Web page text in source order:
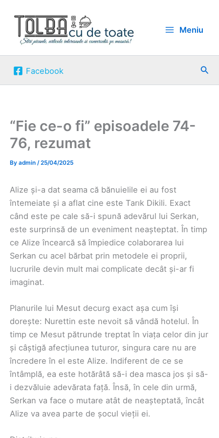
content
Meniu
Facebook
“Fie ce-o fi” episoadele 74-
76, rezumat
By admin /25/04/2025
Alize și-a dat seama că bănuielile ei au fost
întemeiate și a aflat cine este Tarık Dikili. Exact
când este pe cale să-i spună adevărul lui Serkan,
este surprinsă de un eveniment neașteptat. În timp
ce Alize încearcă să împiedice colaborarea lui
Serkan cu acel bărbat prin metodele ei proprii,
lucrurile devin mult mai complicate decât și-ar fi
imaginat.
Planurile lui Mesut decurg exact așa cum își
dorește: Nurettin este nevoit să vândă hotelul. În
timp ce Mesut pătrunde treptat în viața celor din jur
și câștigă afecțiunea tuturor, singura care nu are
încredere în el este Alize. Indiferent de ce se
întâmplă, ea este hotărâtă să-i dea masca jos și să-
i dezvăluie adevărata față. Însă, în cele din urmă,
Serkan va face o mutare atât de neașteptată, încât
Alize va avea parte de șocul vieții ei.